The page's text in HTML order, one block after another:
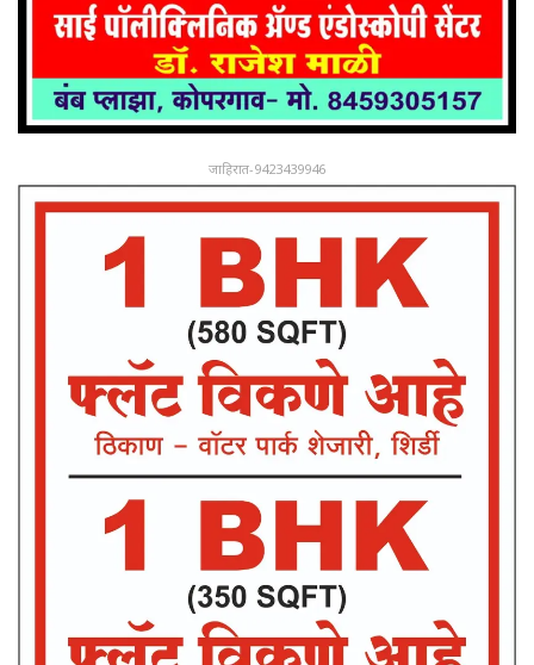
जाहिरात-9423439946